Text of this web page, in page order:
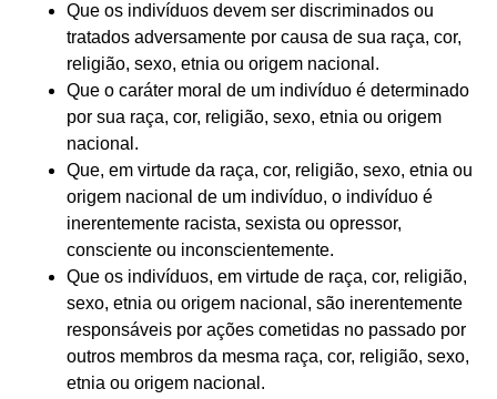
Que os indivíduos devem ser discriminados ou
tratados adversamente por causa de sua raça, cor,
religião, sexo, etnia ou origem nacional.
Que o caráter moral de um indivíduo é determinado
por sua raça, cor, religião, sexo, etnia ou origem
nacional.
Que, em virtude da raça, cor, religião, sexo, etnia ou
origem nacional de um indivíduo, o indivíduo é
inerentemente racista, sexista ou opressor,
consciente ou inconscientemente.
Que os indivíduos, em virtude de raça, cor, religião,
sexo, etnia ou origem nacional, são inerentemente
responsáveis por ações cometidas no passado por
outros membros da mesma raça, cor, religião, sexo,
etnia ou origem nacional.